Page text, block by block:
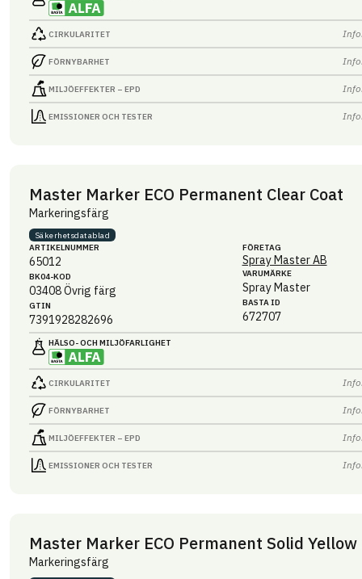
CIRKULARITET
FÖRNYBARHET
MILJÖEFFEKTER – EPD
EMISSIONER OCH TESTER
Master Marker ECO Permanent Clear Coat
Markeringsfärg
Säkerhets­datablad
ARTIKEL­NUMMER
65012
BK04-KOD
03408Övrig färg
GTIN
7391928282696
FÖRETAG
Spray Master AB
VARUMÄRKE
Spray Master
BASTA ID
672707
HÄLSO- OCH MILJÖ­FARLIGHET
CIRKULARITET
FÖRNYBARHET
MILJÖEFFEKTER – EPD
EMISSIONER OCH TESTER
Master Marker ECO Permanent Solid Yellow
Markeringsfärg